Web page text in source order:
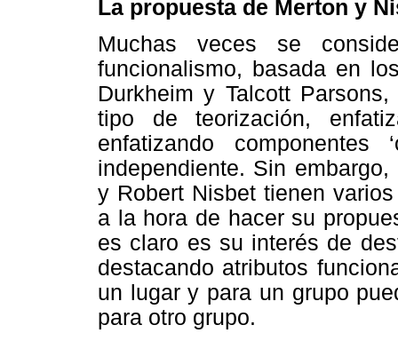
La propuesta de Merton y
Muchas veces se
funcionalismo, basada en
Durkheim y Talcott
tipo de teorización,
enfatizando componentes
independiente. Sin
y Robert Nisbet tienen
a la hora de hacer su
es claro es su interés de
destacando atributos
un lugar y para un grupo
para otro grupo.